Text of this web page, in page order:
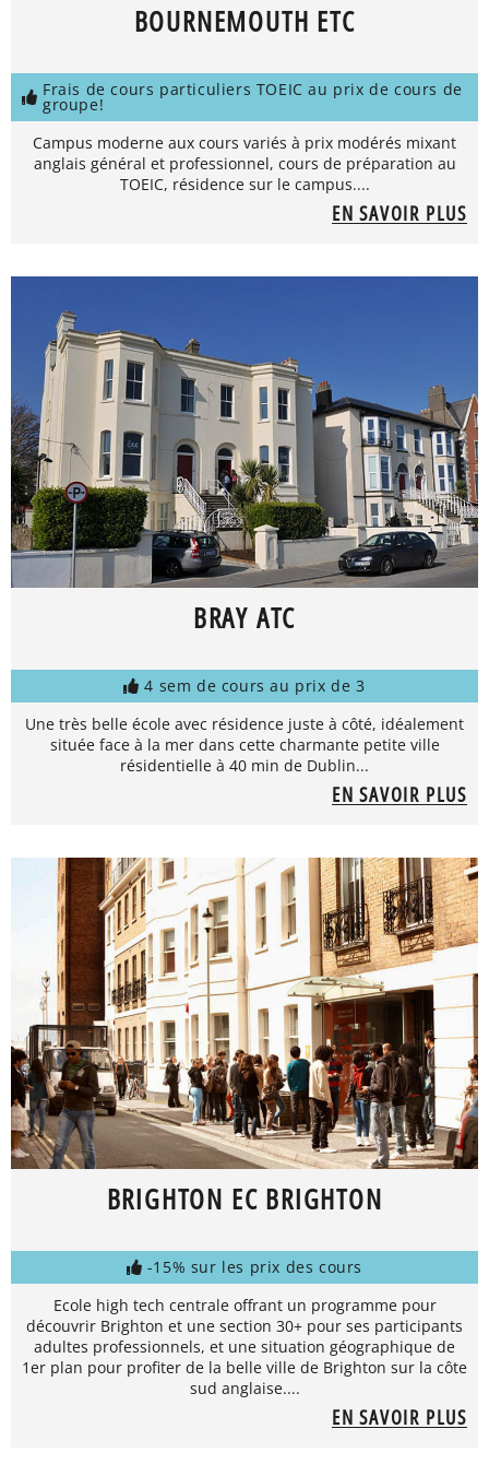
BOURNEMOUTH ETC
Frais de cours particuliers TOEIC au prix de cours de
groupe!
Campus moderne aux cours variés à prix modérés mixant
anglais général et professionnel, cours de préparation au
TOEIC, résidence sur le campus....
EN SAVOIR PLUS
BRAY ATC
4 sem de cours au prix de 3
Une très belle école avec résidence juste à côté, idéalement
située face à la mer dans cette charmante petite ville
résidentielle à 40 min de Dublin...
EN SAVOIR PLUS
BRIGHTON EC BRIGHTON
-15% sur les prix des cours
Ecole high tech centrale offrant un programme pour
découvrir Brighton et une section 30+ pour ses participants
adultes professionnels, et une situation géographique de
1er plan pour profiter de la belle ville de Brighton sur la côte
sud anglaise....
EN SAVOIR PLUS